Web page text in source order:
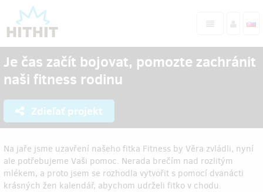
Je čas začít bojovat, pomozte zachránit
naši fitness rodinu
Zdieľať projekt
Na jaře jsme uzavření našeho fitka Fitness by Věra zvládli, nyní
ale potřebujeme Vaši pomoc. Nerada brečím nad rozlitým
mlékem, a proto jsem se rozhodla vytvořit s pomocí dvanácti
krásných žen kalendář, abychom udrželi fitko v chodu.